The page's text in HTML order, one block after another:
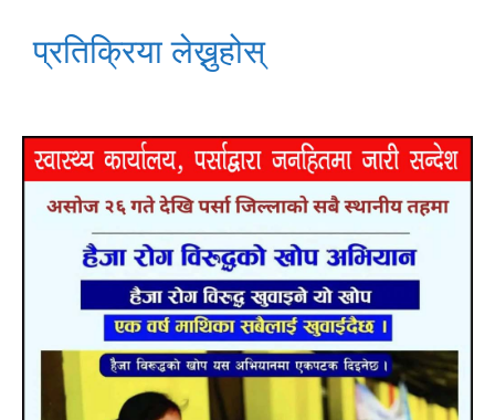
प्रतिक्रिया लेख्नुहोस्